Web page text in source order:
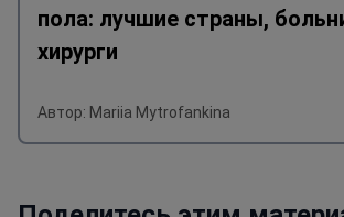
пола: лучшие страны,
хирурги
Автор: Mariia Mytrofankina